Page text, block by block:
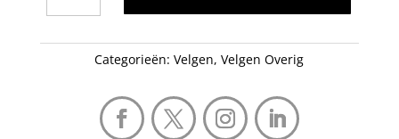
5-
lichtmetalen
Categorieën:Velgen,Velgen Overig